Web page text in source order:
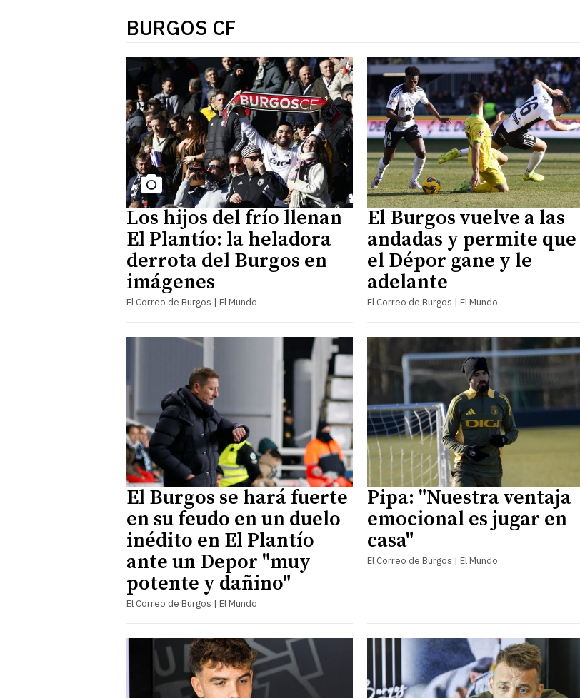
BURGOS CF
Los hijos del frío llenan
El Plantío: la heladora
derrota del Burgos en
imágenes
El Correo de Burgos | El Mundo
El Burgos vuelve a las
andadas y permite que
el Dépor gane y le
adelante
El Correo de Burgos | El Mundo
El Burgos se hará fuerte
en su feudo en un duelo
inédito en El Plantío
ante un Depor "muy
potente y dañino"
El Correo de Burgos | El Mundo
Pipa: "Nuestra ventaja
emocional es jugar en
casa"
El Correo de Burgos | El Mundo